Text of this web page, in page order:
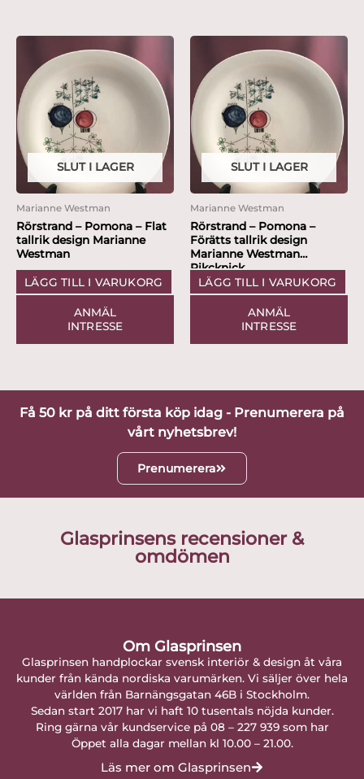
SLUT I LAGER
Marianne Westman
Rörstrand – Pomona – Flat
tallrik design Marianne
Westman
LÄGG TILL I VARUKORG
ANMÄL
INTRESSE
SLUT I LAGER
Marianne Westman
Rörstrand – Pomona –
Förätts tallrik design
Marianne Westman
Pikcknick
LÄGG TILL I VARUKORG
ANMÄL
INTRESSE
Få 50 kr på ditt första köp idag - Prenumerera på
vårt nyhetsbrev!
Prenumerera
Glasprinsens recensioner &
omdömen
Om Glasprinsen
Glasprinsen handplockar svensk interiör & design åt våra
kunder från kända nordiska varumärken. Vi säljer över hela
världen från Barnängsgatan 46B i Stockholm.
Sedan start 2017 har vi haft 10 tusentals nöjda kunder.
Ring gärna vår kundservice på 08 – 227 939 som har
Öppet alla dagar mellan kl 10.00 – 21.00.
Läs mer om Glasprinsen